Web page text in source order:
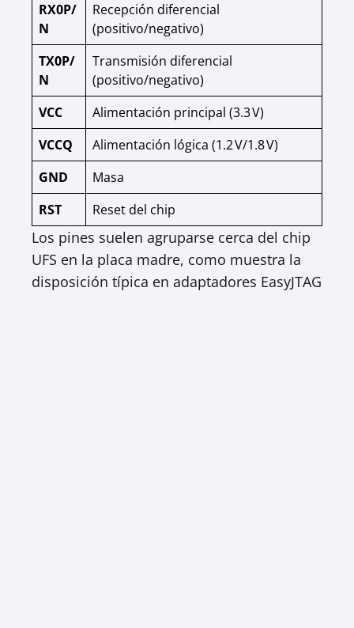
RX0P/
N
Recepción diferencial
(positivo/negativo)
TX0P/
N
Transmisión diferencial
(positivo/negativo)
VCC
Alimentación principal (3.3 V)
VCCQ
Alimentación lógica (1.2 V/1.8 V)
GND
Masa
RST
Reset del chip
Los pines suelen agruparse cerca del chip
UFS en la placa madre, como muestra la
disposición típica en adaptadores EasyJTAG